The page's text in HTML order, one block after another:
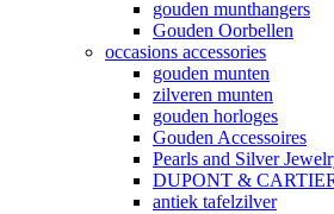
gouden munthangers
Gouden Oorbellen
occasions accessories
gouden munten
zilveren munten
gouden horloges
Gouden Accessoires
Pearls and Silver
DUPONT &
antiek tafelzilver